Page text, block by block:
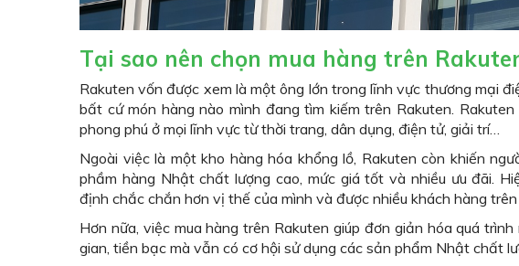
Tại sao nên chọn mua hàng trên
Rakuten vốn được xem là một ông lớn trong lĩnh vực thương mại
bất cứ món hàng nào mình đang tìm kiếm trên Rakuten.
phong phú ở mọi lĩnh vực từ thời trang, dân dụng, điện tử, giải trí…
Ngoài việc là một kho hàng hóa khổng lồ, Rakuten còn khiến
phầm hàng Nhật chất lượng cao, mức giá tốt và nhiều ưu đãi.
định chắc chắn hơn vị thế của mình và được nhiều khách hàng
Hơn nữa, việc mua hàng trên Rakuten giúp đơn giản hóa quá
gian, tiền bạc mà vẫn có cơ hội sử dụng các sản phẩm Nhật chất